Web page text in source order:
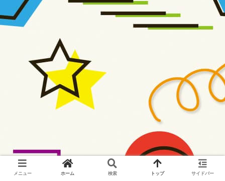
メニュー ホーム 検索 トップ サイドバー